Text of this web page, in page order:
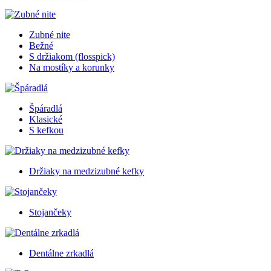
Zubné nite
Bežné
S držiakom (flosspick)
Na mostíky a korunky
Špáradlá
Klasické
S kefkou
Držiaky na medzizubné kefky
Stojančeky
Dentálne zrkadlá